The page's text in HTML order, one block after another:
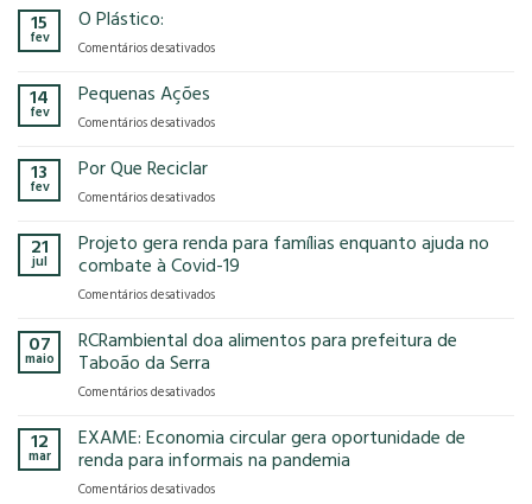
tem
e
2025!
Estufa
15
fev
O Plástico:
Comentários desativadosem
14
fev
Pequenas Ações
Comentários desativadosem
13
fev
Por Que Reciclar
Comentários desativadosem
Que
Reciclar
21
jul
Projeto gera renda para famílias enquanto ajuda no
combate à Covid-19
Comentários desativadosem
gera
famílias
ajuda
no
à
07
maio
RCRambiental doa alimentos para prefeitura de
Taboão da Serra
Comentários desativadosem
doa
alimentos
para
prefeitura
12
mar
EXAME: Economia circular gera oportunidade de
renda para informais na pandemia
Comentários desativadosem